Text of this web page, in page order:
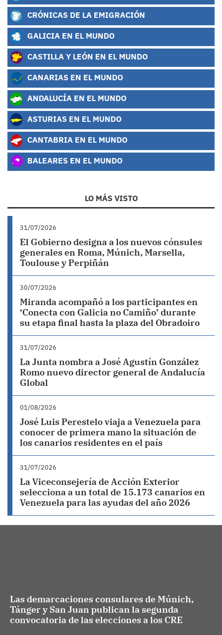
CRÓNICAS DE LA EMIGRACIÓN
GALICIA EN EL MUNDO
CASTILLA Y LEÓN EN EL MUNDO
CANARIAS EN EL MUNDO
ANDALUCÍA EN EL MUNDO
ASTURIAS EN EL MUNDO
CANTABRIA EN EL MUNDO
BALEARES EN EL MUNDO
LO MÁS VISTO
31/07/2026
El Gobierno designa a los nuevos cónsules
generales en Roma, Múnich, Marsella,
Toulouse y Perpiñán
30/07/2026
Miranda acompañó a los participantes en
‘Conecta con Galicia no Camiño’ durante
su etapa final hasta la plaza del Obradoiro
31/07/2026
La Junta nombra a José Agustín González
Romo nuevo director general de Andalucía
Global
01/08/2026
José Luis Perestelo viaja a Venezuela para
conocer de primera mano la situación de
los canarios residentes en el país
31/07/2026
La Viceconsejería de Acción Exterior
selecciona a un total de 15.173 canarios en
Venezuela para las ayudas del año 2026
Las demarcaciones consulares de Múnich,
Tánger y San Juan publican la segunda
convocatoria de las elecciones a los CRE